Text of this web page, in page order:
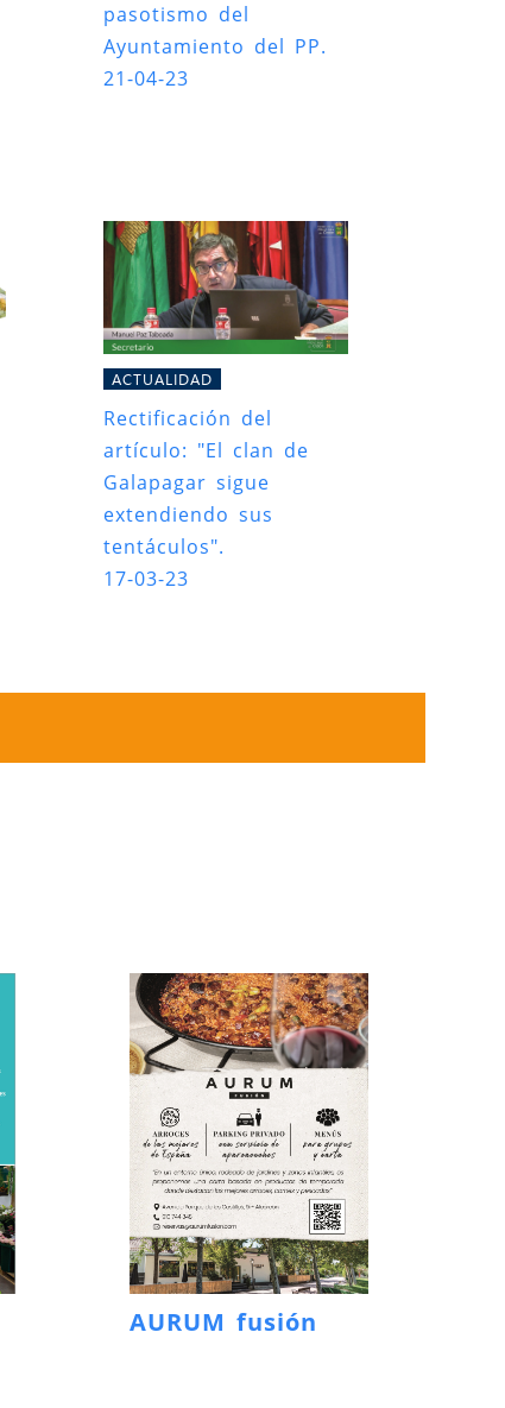
pasotismo del
Ayuntamiento del PP.
21-04-23
ACTUALIDAD
Rectificación del
artículo: "El clan de
Galapagar sigue
extendiendo sus
tentáculos".
17-03-23
AURUM fusión